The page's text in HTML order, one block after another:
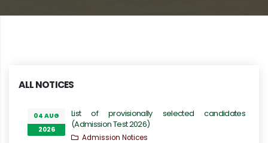
ALL NOTICES
04 AUG
2026
List of provisionally selected candidates
(Admission Test 2026)
Admission Notices